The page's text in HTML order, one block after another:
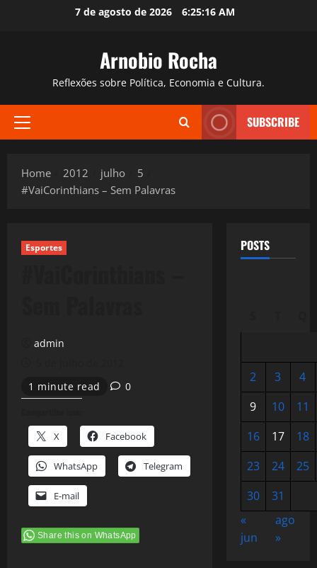
7 de agosto de 2026 6:25:17 AM
Arnobio Rocha
Reflexões sobre Política, Economia e Cultura.
Primary
SUBSCRIBE
Home 2012 julho
5
#VaiCorinthians – Sem Palavras
Esportes
admin
1 minute read
0
X Facebook
WhatsApp Telegram
E-mail
Share this on WhatsApp
POSTS
2 3
4
9
10
11
16
17
18
23
24
25
30
31
«
jun
ago
»